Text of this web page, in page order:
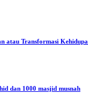
atau Transformasi
dan 1000 masjid musnah